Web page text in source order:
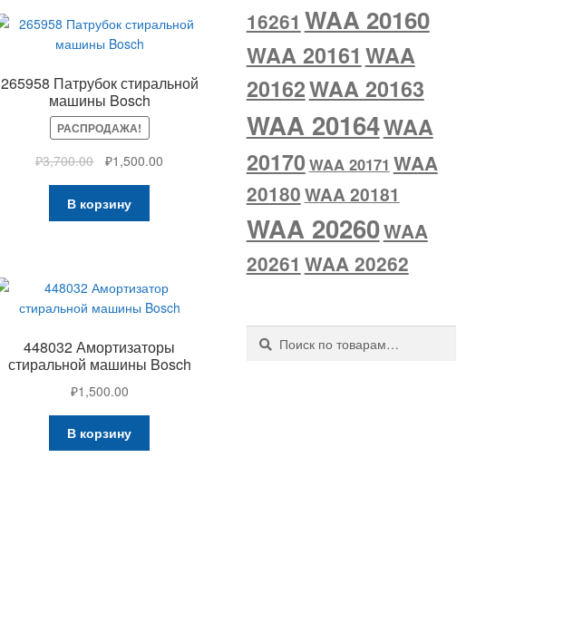
265958 Патрубок стиральной
машины Bosch
РАСПРОДАЖА!
₽3,700.00 ₽1,500.00
В корзину
448032 Амортизаторы
стиральной машины Bosch
₽1,500.00
В корзину
16261 WAA 20160
WAA 20161 WAA
20162WAA 20163
WAA 20164WAA
20170 WAA 20171 WAA
20180WAA 20181
WAA 20260WAA
20261 WAA 20262
Искать:
Поиск